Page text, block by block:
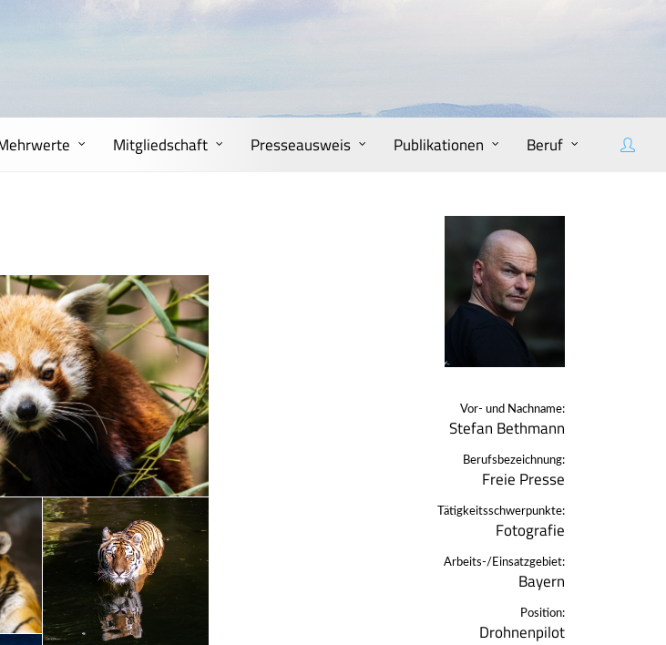
Mitgliedschaft Presseausweis Publikationen Beruf
Vor- und Nachname:
Stefan Bethmann
Berufsbezeichnung:
Freie Presse
Tätigkeitsschwerpunkte:
Fotografie
Arbeits-/Einsatzgebiet:
Bayern
Position:
Drohnenpilot